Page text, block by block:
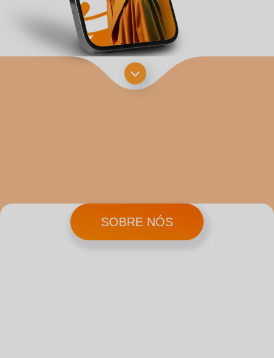
SOBRE NÓS